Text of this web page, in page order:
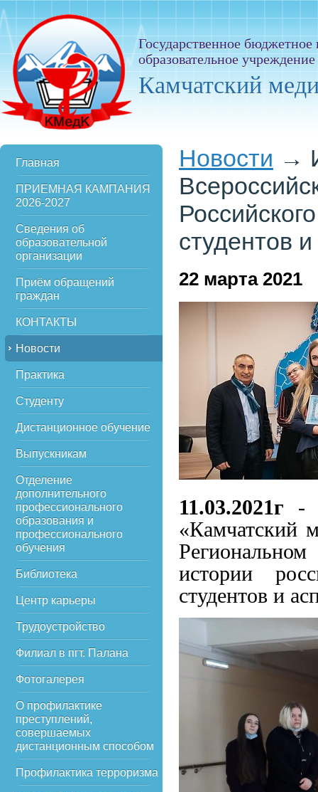
Государственное
образовательное
Камчатский
Главная
ПРИЕМНАЯ КАМПАНИЯ
2026-2027
Сведения об
образовательной
организации
Приём обращений
граждан
КОНТАКТЫ
Новости
Практика
Студенту
Дистанционное обучение
Выпускникам
Отделение
дополнительного
профессионального
образования и
профессионального
обучения
Библиотека
Центр карьеры
Трудоустройство
Филиал в пгт. Палана
Фотогалерея
О профилактике
преступлений,
совершаемых
дистанционным способом
Профилактика терроризма
Новости →
студентов
22 марта 2021
11.03.2021г -
«Камчатский
истории
студентов и